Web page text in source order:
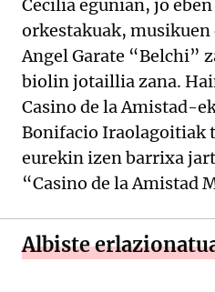
Cecilia egunian, jo
orkestakuak,
Angel Garate “Belchi”
biolin jotaillia zana.
Casino de la Amistad-
Bonifacio Iraolagoitiak
eurekin izen barrixa
“Casino de la Amistad
Albiste